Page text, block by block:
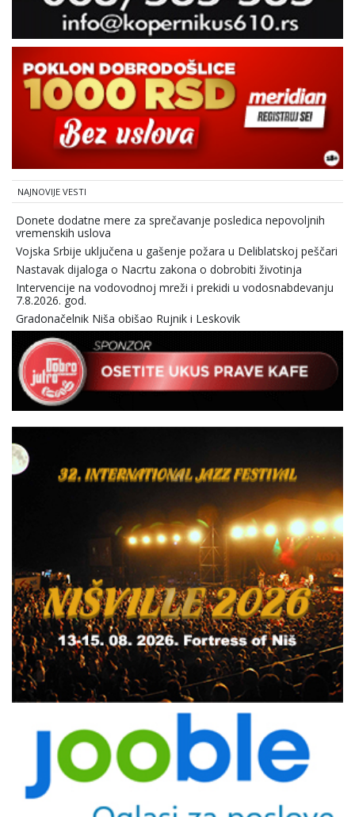
NAJNOVIJE VESTI
Donete dodatne mere za sprečavanje posledica nepovoljnih
vremenskih uslova
Vojska Srbije uključena u gašenje požara u Deliblatskoj peščari
Nastavak dijaloga o Nacrtu zakona o dobrobiti životinja
Intervencije na vodovodnoj mreži i prekidi u vodosnabdevanju
7.8.2026. god.
Gradonačelnik Niša obišao Rujnik i Leskovik